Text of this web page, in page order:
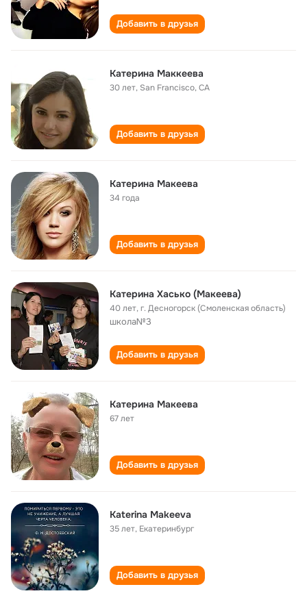
Добавить в друзья
Катерина Маккеева
30 лет, San Francisco, CA
Добавить в друзья
Катерина Макеева
34 года
Добавить в друзья
Катерина Хасько (Макеева)
40 лет,г. Десногорск (Смоленская область)
школа№3
Добавить в друзья
Катерина Макеева
67 лет
Добавить в друзья
Katerina Makeeva
35 лет, Екатеринбург
Добавить в друзья